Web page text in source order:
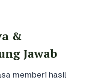
&
Jawab
memberi hasil